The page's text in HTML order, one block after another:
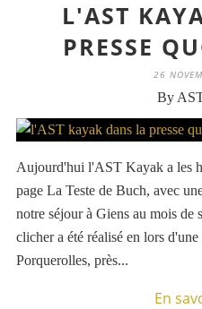
L'AST
PRESSE
26
By
Aujourd'hui l'AST Kayak a les
page La Teste de Buch, avec
notre séjour à Giens au mois de
clicher a été réalisé en lors
Porquerolles, près...
En